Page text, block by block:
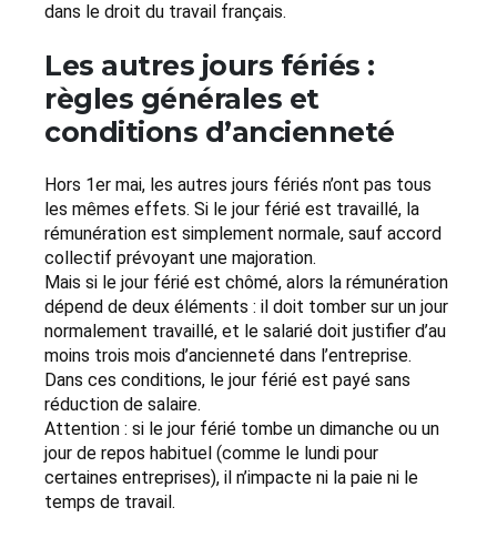
dans le droit du travail français.
Les autres jours fériés :
règles générales et
conditions d’ancienneté
Hors 1er mai, les autres jours fériés n’ont pas tous
les mêmes effets. Si le jour férié est travaillé, la
rémunération est simplement normale, sauf accord
collectif prévoyant une majoration.
Mais si le jour férié est chômé, alors la rémunération
dépend de deux éléments : il doit tomber sur un jour
normalement travaillé, et le salarié doit justifier d’au
moins trois mois d’ancienneté dans l’entreprise.
Dans ces conditions, le jour férié est payé sans
réduction de salaire.
Attention : si le jour férié tombe un dimanche ou un
jour de repos habituel (comme le lundi pour
certaines entreprises), il n’impacte ni la paie ni le
temps de travail.